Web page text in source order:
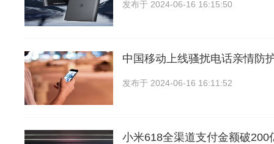
发布于 2024-06-16 16:15:50
中国移动上线骚扰电话亲情防
发布于 2024-06-16 16:11:52
小米618全渠道支付金额破200